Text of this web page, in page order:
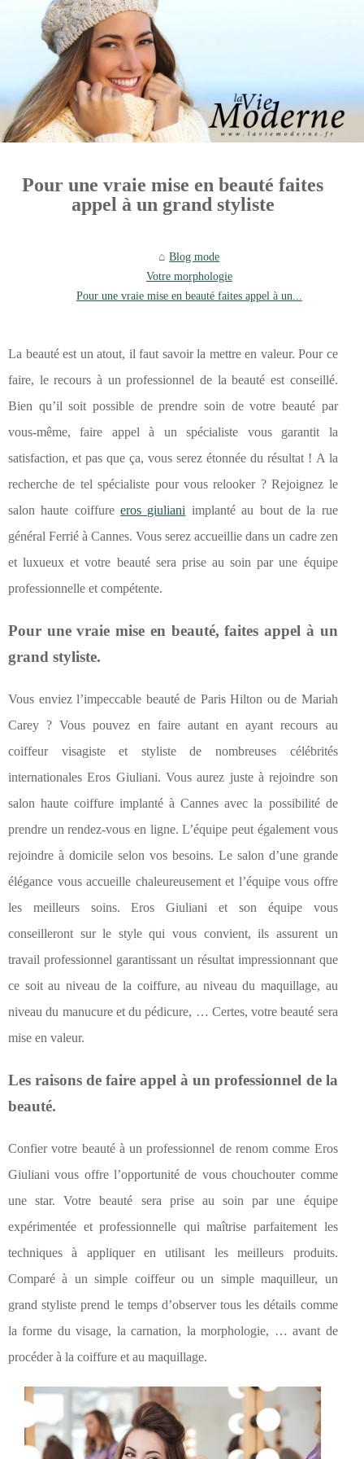
Pour une vraie mise en beauté faites
appel à un grand styliste
Blog mode
Votre morphologie
Pour une vraie mise en beauté faites appel à un...
La beauté est un atout, il faut savoir la mettre en valeur. Pour ce
faire, le recours à un professionnel de la beauté est conseillé.
Bien qu’il soit possible de prendre soin de votre beauté par
vous-même, faire appel à un spécialiste vous garantit la
satisfaction, et pas que ça, vous serez étonnée du résultat ! A la
recherche de tel spécialiste pour vous relooker ? Rejoignez le
salon haute coiffureeros giuliani implanté au bout de la rue
général Ferrié à Cannes. Vous serez accueillie dans un cadre zen
et luxueux et votre beauté sera prise au soin par une équipe
professionnelle et compétente.
Pour une vraie mise en beauté, faites appel à un
grand styliste.
Vous enviez l’impeccable beauté de Paris Hilton ou de Mariah
Carey ? Vous pouvez en faire autant en ayant recours au
coiffeur visagiste et styliste de nombreuses célébrités
internationales Eros Giuliani. Vous aurez juste à rejoindre son
salon haute coiffure implanté à Cannes avec la possibilité de
prendre un rendez-vous en ligne. L’équipe peut également vous
rejoindre à domicile selon vos besoins. Le salon d’une grande
élégance vous accueille chaleureusement et l’équipe vous offre
les meilleurs soins. Eros Giuliani et son équipe vous
conseilleront sur le style qui vous convient, ils assurent un
travail professionnel garantissant un résultat impressionnant que
ce soit au niveau de la coiffure, au niveau du maquillage, au
niveau du manucure et du pédicure, … Certes, votre beauté sera
mise en valeur.
Les raisons de faire appel à un professionnel de la
beauté.
Confier votre beauté à un professionnel de renom comme Eros
Giuliani vous offre l’opportunité de vous chouchouter comme
une star. Votre beauté sera prise au soin par une équipe
expérimentée et professionnelle qui maîtrise parfaitement les
techniques à appliquer en utilisant les meilleurs produits.
Comparé à un simple coiffeur ou un simple maquilleur, un
grand styliste prend le temps d’observer tous les détails comme
la forme du visage, la carnation, la morphologie, … avant de
procéder à la coiffure et au maquillage.